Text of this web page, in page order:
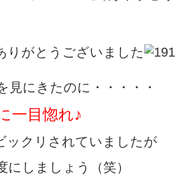
がとうございました
見にきたのに・・・・・
一目惚れ♪
ックリされていましたが
にしましょう（笑）